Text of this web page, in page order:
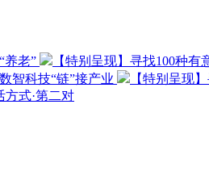
养老” 【特别呈现】寻找100种有
智科技“链”接产业
【特别呈现
方式·第二对